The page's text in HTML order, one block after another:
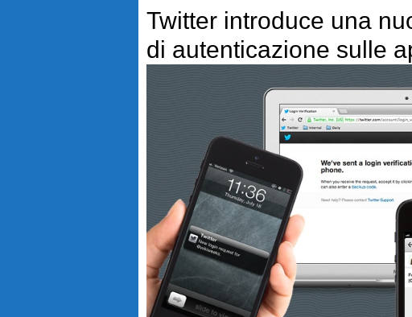
Twitter introduce una
di autenticazione sulle